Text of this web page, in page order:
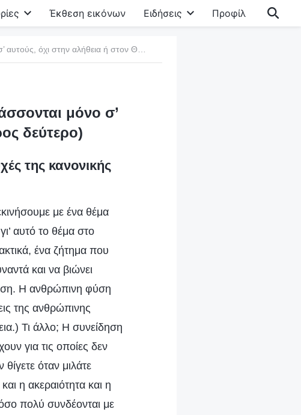
Έκθεση εικόνων Ειδήσεις Προφίλ
μόνο σ’
δεύτερο)
της κανονικής
με ένα θέμα
αυτό το θέμα στο
ένα ζήτημα που
και να βιώνει
Η ανθρώπινη φύση
της ανθρώπινης
Τι άλλο; Η συνείδηση
για τις οποίες δεν
όταν μιλάτε
η ακεραιότητα και η
πολύ συνδέονται με